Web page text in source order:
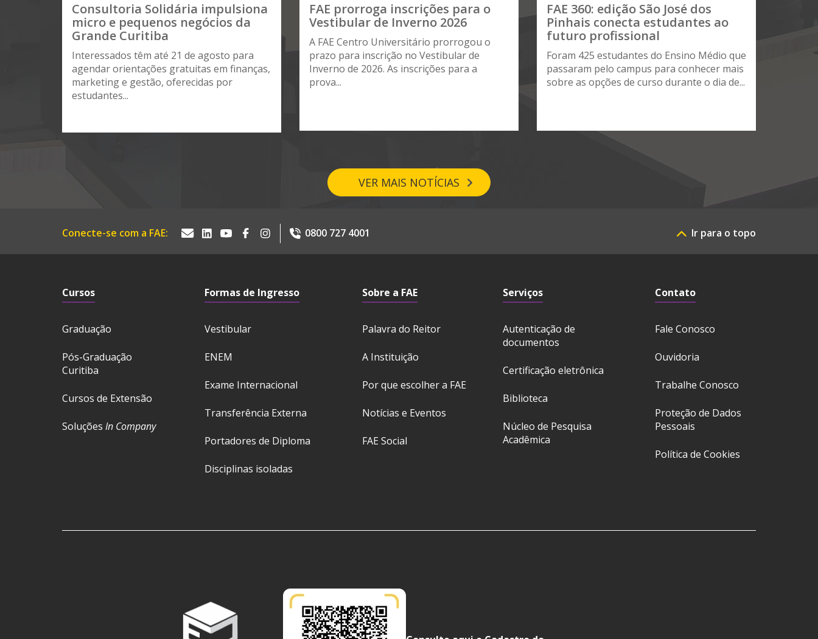
Consultoria Solidária impulsiona
micro e pequenos negócios da
Grande Curitiba
Interessados têm até 21 de agosto para
agendar orientações gratuitas em finanças,
marketing e gestão, oferecidas por
estudantes...
FAE prorroga inscrições para o
Vestibular de Inverno 2026
A FAE Centro Universitário prorrogou o
prazo para inscrição no Vestibular de
Inverno de 2026. As inscrições para a
prova...
FAE 360: edição São José dos
Pinhais conecta estudantes ao
futuro profissional
Foram 425 estudantes do Ensino Médio que
passaram pelo campus para conhecer mais
sobre as opções de curso durante o dia de...
VER MAIS NOTÍCIAS
Conecte-se com a FAE: 0800 727 4001 Ir para o topo
Cursos
Graduação
Pós-Graduação
Curitiba
Cursos de Extensão
Soluções In Company
Formas de Ingresso
Vestibular
ENEM
Exame Internacional
Transferência Externa
Portadores de Diploma
Disciplinas isoladas
Sobre a FAE
Palavra do Reitor
A Instituição
Por que escolher a FAE
Notícias e Eventos
FAE Social
Serviços
Autenticação de
documentos
Certificação eletrônica
Biblioteca
Núcleo de Pesquisa
Acadêmica
Contato
Fale Conosco
Ouvidoria
Trabalhe Conosco
Proteção de Dados
Pessoais
Política de Cookies